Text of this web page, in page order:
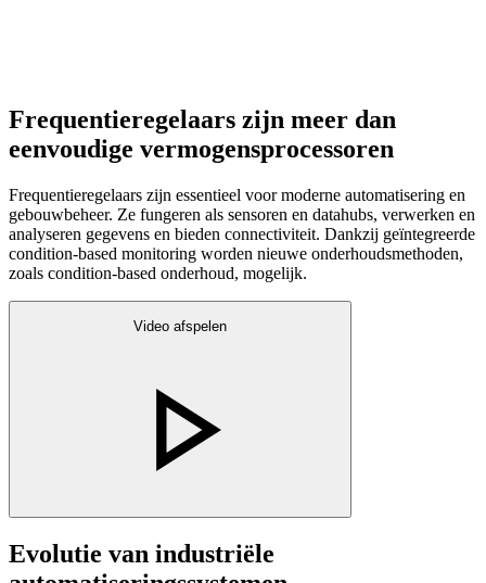
Frequentieregelaars zijn meer dan
eenvoudige vermogensprocessoren
Frequentieregelaars zijn essentieel voor moderne automatisering en
gebouwbeheer. Ze fungeren als sensoren en datahubs, verwerken en
analyseren gegevens en bieden connectiviteit. Dankzij geïntegreerde
condition-based monitoring worden nieuwe onderhoudsmethoden,
zoals condition-based onderhoud, mogelijk.
Video afspelen
Evolutie van industriële